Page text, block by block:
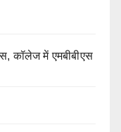
कॉलेज में एमबीबीएस